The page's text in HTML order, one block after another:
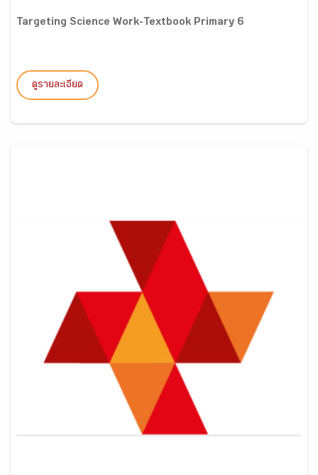
Targeting Science Work-Textbook Primary 6
ดูรายละเอียด